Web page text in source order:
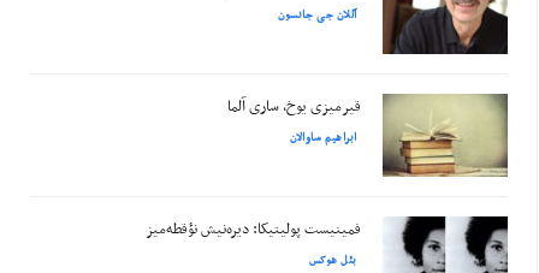
آللان جی جانسون
قیرمیزی یوخ، ساری آلما
ابراهیم ساوالان
فمینیست پولیتیکا: دیره‌نیش نؤقطه‌میز
بئل هوکس